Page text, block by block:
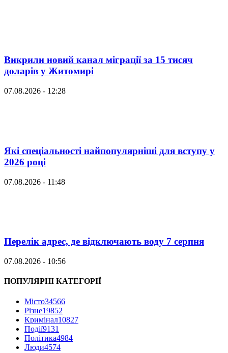
Викрили новий канал міграції за 15 тисяч
доларів у Житомирі
07.08.2026 - 12:28
Які спеціальності найпопулярніші для вступу у
2026 році
07.08.2026 - 11:48
Перелік адрес, де відключають воду 7 серпня
07.08.2026 - 10:56
ПОПУЛЯРНІ КАТЕГОРІЇ
Місто34566
Різне19852
Кримінал10827
Події9131
Політика4984
Люди4574